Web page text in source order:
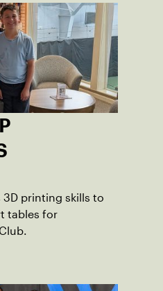
region
backgrounds
through
3D printing skills to
tables for